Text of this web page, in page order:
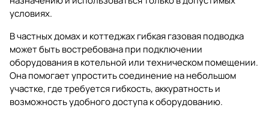
условиях.
В частных домах и коттеджах гибкая газовая подводка
может быть востребована при подключении
оборудования в котельной или техническом помещении.
Она помогает упростить соединение на небольшом
участке, где требуется гибкость, аккуратность и
возможность удобного доступа к оборудованию.